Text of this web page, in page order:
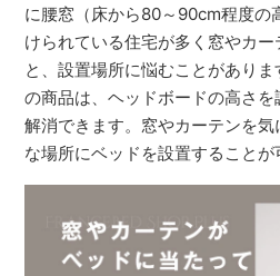
に腰窓（床から80～90cm程度の
けられている住宅が多く窓やカ
と、設置場所に悩むことがあり
の商品は、ヘッドボードの高さ
解消できます。窓やカーテンを
な場所にベッドを設置することが